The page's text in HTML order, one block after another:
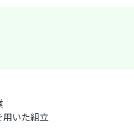
用いた組立